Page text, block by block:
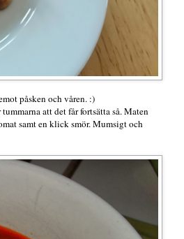
påsken och våren. :)
att det får fortsätta så. Maten
samt en klick smör. Mumsigt och